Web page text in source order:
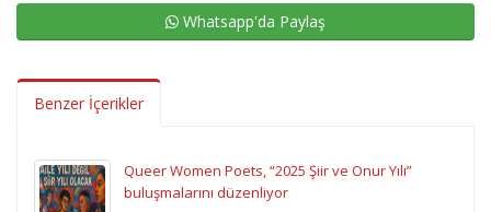
Whatsapp'da Paylaş
Benzer İçerikler
Queer Women Poets, “2025 Şiir ve Onur Yılı”
buluşmalarını düzenliyor